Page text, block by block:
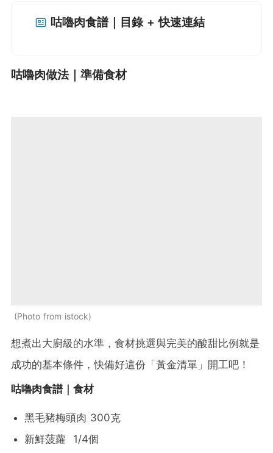
咕嚕肉食譜｜目錄 + 快速連結
咕嚕肉做法｜準備食材
Photo from istock
想煮出大廚級的水準，食材挑選與完美的酸甜比例就是
成功的基本條件，快備好這份「黃金清單」開工吧！
咕嚕肉食譜｜食材
黑毛豬梅頭肉 300克
新鮮菠蘿 1/4個